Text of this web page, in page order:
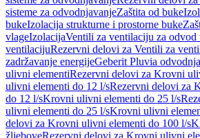
sisteme za odvodnjavanjeZaštita od buke
bukeIzolacija strukturne i prostorne buke
vlageIzolacijaVentili za ventilaciju za odvod
ventilacijuRezervni delovi za Ventili za
zadržavanje energijeGeberit Pluvia
ulivni elementiRezervni delovi za Krovni
ulivni elementi do 12 l/sRezervni delovi za
do 12 l/sKrovni ulivni elementi do 25 l/s
ulivni elementi do 25 l/sKrovni ulivni
delovi za Krovni ulivni elementi do 100 l/s
žljeboveRezervni delovi za Krovni ulivni